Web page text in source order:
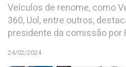
Veículos de renome, como
360, Uol, entre outros,
presidente da comissão por
24/02/2024